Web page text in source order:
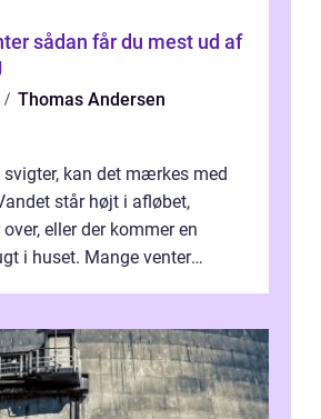
ud af
Thomas Andersen
svigter, kan det mærkes med
står højt i afløbet,
eller der kommer en
i huset. Mange venter